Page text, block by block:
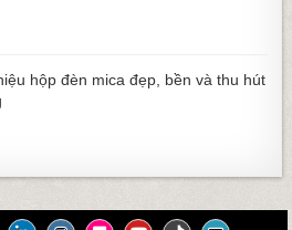
hộp đèn mica đẹp, bền và thu hút